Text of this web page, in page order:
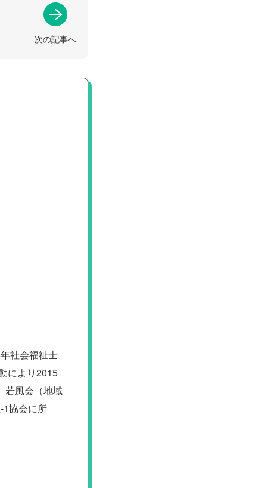
次の記事へ
社会福祉士
により2015
若風会（地域
1協会に所